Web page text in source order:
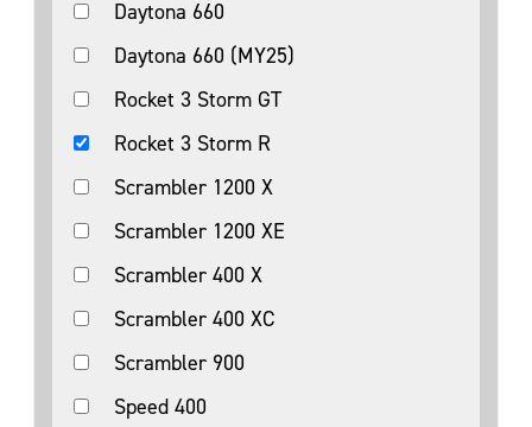
Daytona 660
Daytona 660 (MY25)
Rocket 3 Storm GT
Rocket 3 Storm R
Scrambler 1200 X
Scrambler 1200 XE
Scrambler 400 X
Scrambler 400 XC
Scrambler 900
Speed 400